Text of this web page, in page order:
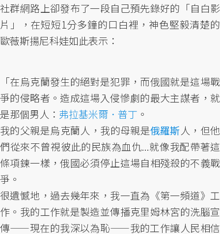
社群網路上卻發布了一段自己預先錄好的「自白影
片」，在短短1分多鐘的口白裡，神色堅毅清楚的
歐薇斯揚尼科娃如此表示：
「在烏克蘭發生的絕對是犯罪，而俄國就是這場戰
爭的侵略者。造成這場入侵慘劇的最大主謀者，就
是那個男人： 弗拉基米爾．普丁 。
我的父親是烏克蘭人，我的母親是俄羅斯人，但他
們從來不曾視彼此的民族為血仇...就像我配帶著這
條項鍊一樣，俄國必須停止這場自相殘殺的不義戰
爭。
很遺憾地，過去幾年來，我一直為《第一頻道》工
作。我的工作就是製造並傳播克里姆林宮的洗腦宣
傳——現在的我深以為恥——我的工作讓人民相信